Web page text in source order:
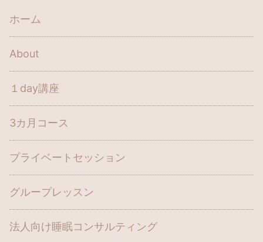
ホーム
About
１day講座
3カ月コース
プライベートセッション
グループレッスン
法人向け睡眠コンサルティング